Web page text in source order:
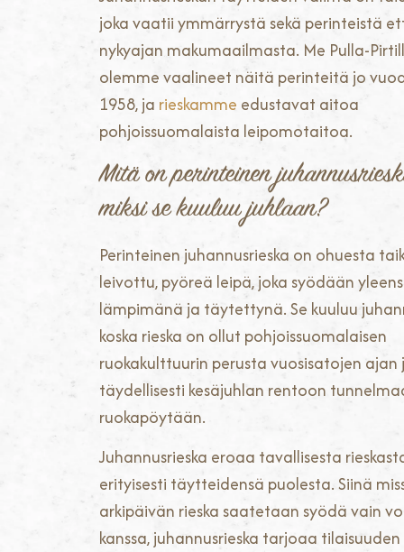
joka vaatii ymmärrystä sekä perinteistä
nykyajan makumaailmasta. Me Pulla-
olemme vaalineet näitä perinteitä jo
1958, ja rieskamme edustavat aitoa
pohjoissuomalaista leipomotaitoa.
Mitä on perinteinen
miksi se kuuluu juhlaan?
Perinteinen juhannusrieska on ohuesta
leivottu, pyöreä leipä, joka syödään
lämpimänä ja täytettynä. Se kuuluu
koska rieska on ollut pohjoissuomalaisen
ruokakulttuurin perusta vuosisatojen ajan
täydellisesti kesäjuhlan rentoon
ruokapöytään.
Juhannusrieska eroaa tavallisesta
erityisesti täytteidensä puolesta. Siinä
arkipäivän rieska saatetaan syödä vain
kanssa, juhannusrieska tarjoaa tilaisuuden